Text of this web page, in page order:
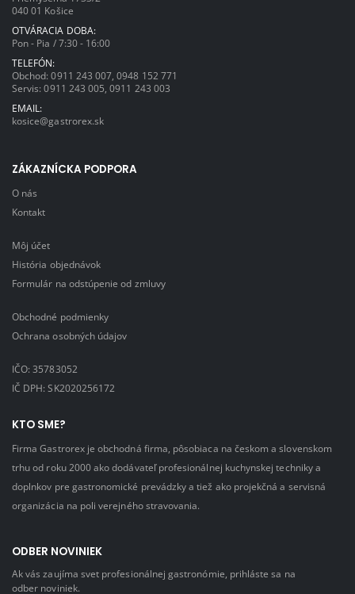
040 01 Košice
OTVÁRACIA DOBA:
Pon - Pia / 7:30 - 16:00
TELEFÓN:
Obchod:0911 243 007,0948 152 771
Servis:0911 243 005,0911 243 003
EMAIL:
kosice@gastrorex.sk
ZÁKAZNÍCKA PODPORA
O nás
Kontakt
Môj účet
História objednávok
Formulár na odstúpenie od zmluvy
Obchodné podmienky
Ochrana osobných údajov
IČO: 35783052
IČ DPH: SK2020256172
KTO SME?
Firma Gastrorex je obchodná firma, pôsobiaca na českom a slovenskom
trhu od roku 2000 ako dodávateľ profesionálnej kuchynskej techniky a
doplnkov pre gastronomické prevádzky a tiež ako projekčná a servisná
organizácia na poli verejného stravovania.
ODBER NOVINIEK
Ak vás zaujíma svet profesionálnej gastronómie, prihláste sa na
odber noviniek.